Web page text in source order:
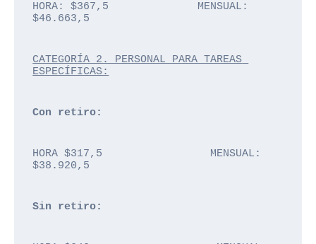
HORA: $367,5              MENSUAL:
$46.663,5
CATEGORÍA 2. PERSONAL PARA TAREAS
ESPECÍFICAS:
Con retiro:
HORA $317,5                 MENSUAL:
$38.920,5
Sin retiro: